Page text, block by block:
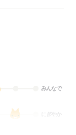
みんなで
にぎやか